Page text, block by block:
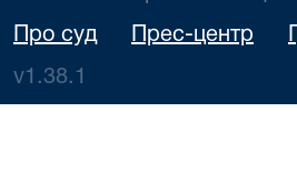
Про суд Прес-центр
v1.38.1